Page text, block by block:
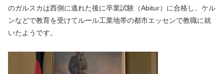
のガルスカは西側に逃れた後に卒業試験（Abitur）に合格し、ケル
ンなどで教育を受けてルール工業地帯の都市エッセンで教職に就
いたようです。